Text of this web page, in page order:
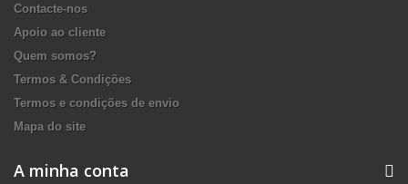
Contacte-nos
Apoio ao cliente
Quem somos?
Termos & Condições
Termos e condições de envio
Mapa do site
A minha conta